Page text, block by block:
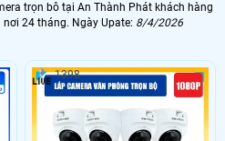
Có Màu Ban Đêm
cao cấp
Thành Phát bao gồm nhân công lắp đặt
nơi, trọn gói camera được thiết kết bao
trữ và phụ kiện đầy đủ để lắp hệ thống
trọn bô tại An Thành Phát khách hàng
24 tháng. Ngày Upate: 8/4/2026
1398